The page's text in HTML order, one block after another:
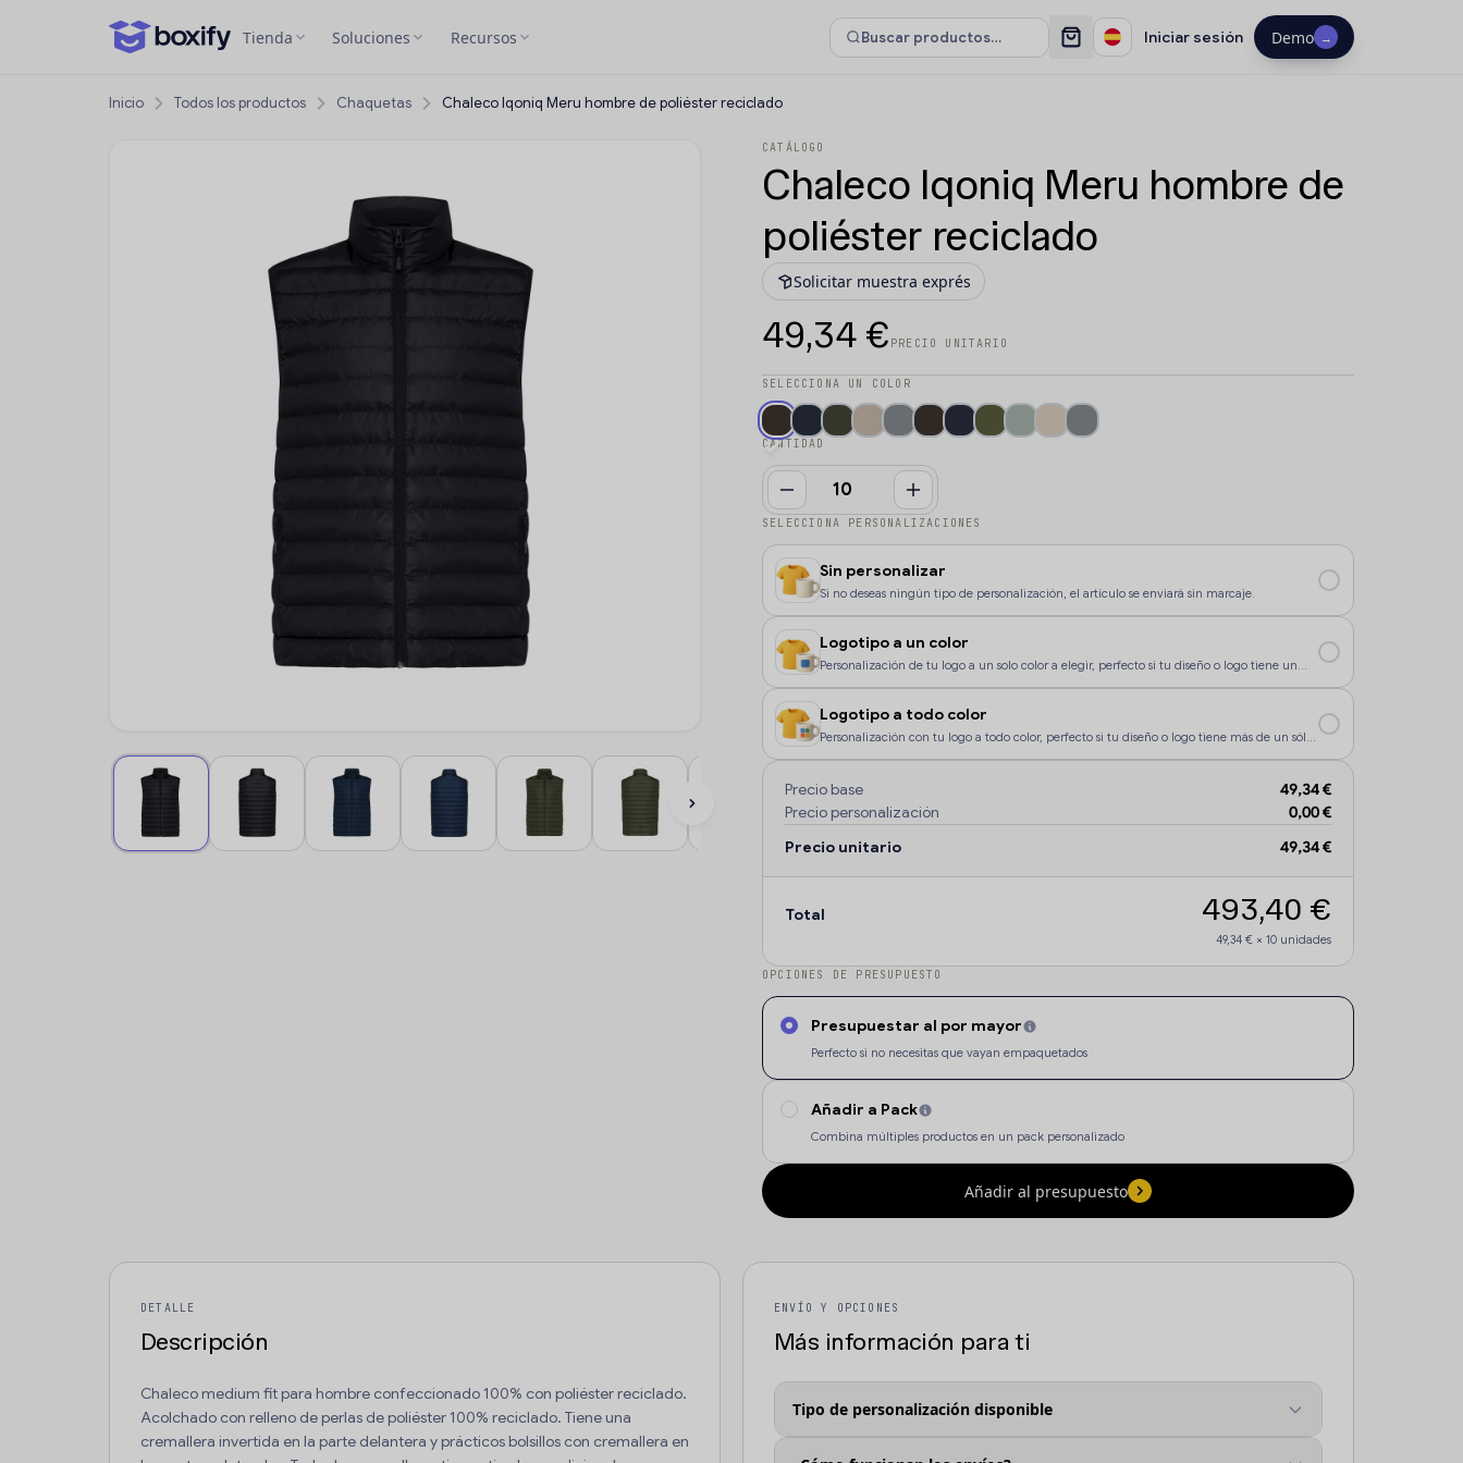
Tienda Soluciones Recursos Iniciar sesión Demo →
Inicio Todos los productos Chaquetas Chaleco Iqoniq Meru hombre de poliéster reciclado
CATÁLOGO
Chaleco Iqoniq Meru hombre de
poliéster reciclado
Solicitar muestra exprés
49,34 € PRECIO UNITARIO
SELECCIONA UN COLOR
CANTIDAD
SELECCIONA PERSONALIZACIONES
Sin personalizar
Si no deseas ningún tipo de personalización, el artículo se enviará sin marcaje.
Logotipo a un color
Personalización de tu logo a un solo color a elegir, perfecto si tu diseño o logo tiene un
Logotipo a todo color
Personalización con tu logo a todo color, perfecto si tu diseño o logo tiene más de un sólo
Precio base
49,34 €
Precio personalización
0,00 €
Precio unitario
49,34 €
Total 493,40 €
49,34 € × 10 unidades
OPCIONES DE PRESUPUESTO
Presupuestar al por mayor
Perfecto si no necesitas que vayan empaquetados
Añadir a Pack
Combina múltiples productos en un pack personalizado
Añadir al presupuesto
DETALLE
Descripción
Chaleco medium fit para hombre confeccionado 100% con poliéster reciclado.
Acolchado con relleno de perlas de poliéster 100% reciclado. Tiene una
cremallera invertida en la parte delantera y prácticos bolsillos con cremallera en
ENVÍO Y OPCIONES
Más información para ti
Tipo de personalización disponible